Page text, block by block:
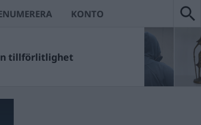
KONTO
tillförlitlighet